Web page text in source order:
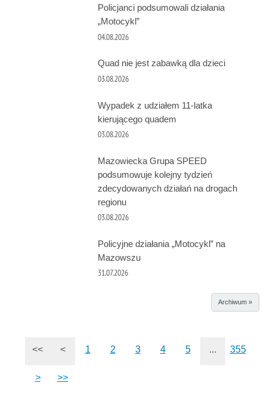
Policjanci podsumowali działania
„Motocykl”
04.08.2026
Quad nie jest zabawką dla dzieci
03.08.2026
Wypadek z udziałem 11-latka
kierującego quadem
03.08.2026
Mazowiecka Grupa SPEED
podsumowuje kolejny tydzień
zdecydowanych działań na drogach
regionu
03.08.2026
Policyjne działania „Motocykl” na
Mazowszu
31.07.2026
Archiwum »
<< < 1 2 3 4 5 ... 355
> >>